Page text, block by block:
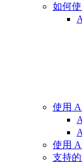
如何
使用
使用
支持